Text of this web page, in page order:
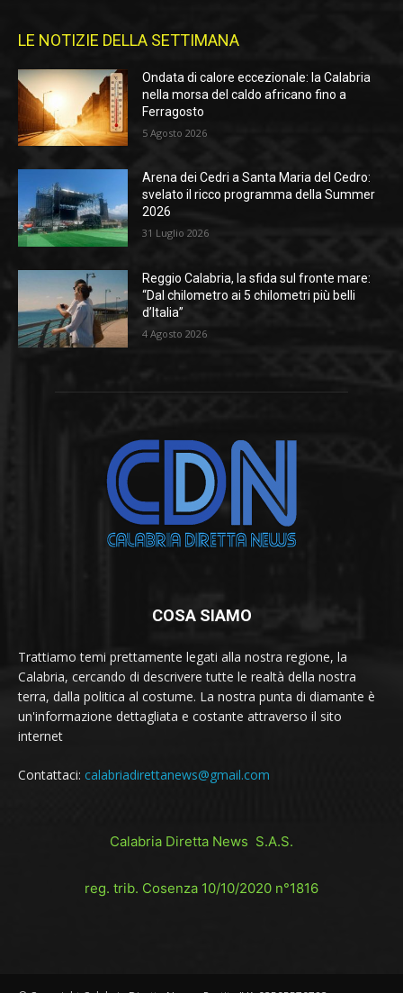
LE NOTIZIE DELLA SETTIMANA
Ondata di calore eccezionale: la Calabria
nella morsa del caldo africano fino a
Ferragosto
5 Agosto 2026
Arena dei Cedri a Santa Maria del Cedro:
svelato il ricco programma della Summer
2026
31 Luglio 2026
Reggio Calabria, la sfida sul fronte mare:
“Dal chilometro ai 5 chilometri più belli
d’Italia”
4 Agosto 2026
COSA SIAMO
Trattiamo temi prettamente legati alla nostra regione, la
Calabria, cercando di descrivere tutte le realtà della nostra
terra, dalla politica al costume. La nostra punta di diamante è
un'informazione dettagliata e costante attraverso il sito
internet
Contattaci: calabriadirettanews@gmail.com
Calabria Diretta News S.A.S.
reg. trib. Cosenza 10/10/2020 n°1816